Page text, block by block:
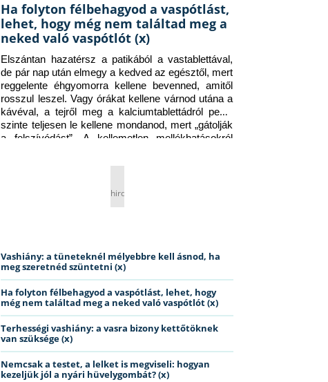
Ha folyton félbehagyod a vaspótlást,
lehet, hogy még nem találtad meg a
neked való vaspótlót (x)
Elszántan hazatérsz a patikából a vastablettával,
de pár nap után elmegy a kedved az egésztől, mert
reggelente éhgyomorra kellene bevenned, amitől
rosszul leszel. Vagy órákat kellene várnod utána a
kávéval, a tejről meg a kalciumtablettádról pedig
szinte teljesen le kellene mondanod, mert „gátolják
a felszívódást”. A kellemetlen mellékhatásokról
hirdetés
Vashiány: a tüneteknél mélyebbre kell ásnod, ha
meg szeretnéd szüntetni (x)
Ha folyton félbehagyod a vaspótlást, lehet, hogy
még nem találtad meg a neked való vaspótlót (x)
Terhességi vashiány: a vasra bizony kettőtöknek
van szüksége (x)
Nemcsak a testet, a lelket is megviseli: hogyan
kezeljük jól a nyári hüvelygombát? (x)